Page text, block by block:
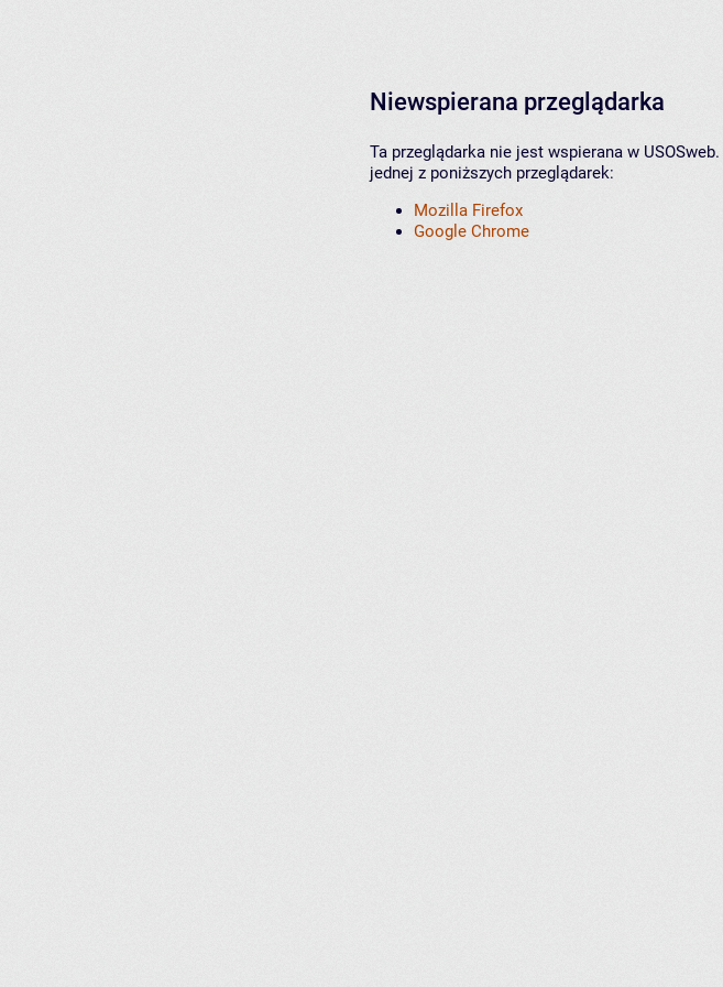
Niewspierana przeglądarka
Ta przeglądarka nie jest wspierana w
jednej z poniższych przeglądarek:
Mozilla Firefox
Google Chrome